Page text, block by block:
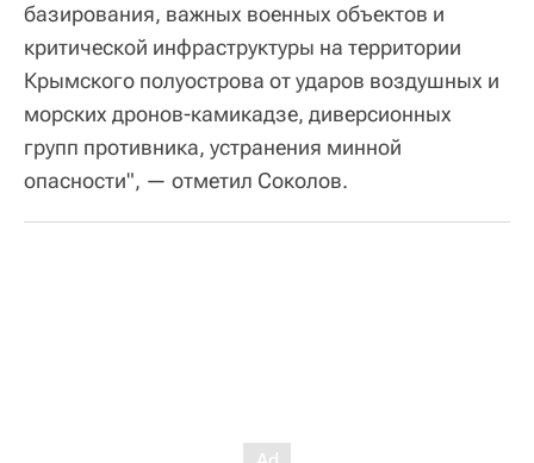
базирования, важных военных объектов и
критической инфраструктуры на территории
Крымского полуострова от ударов воздушных и
морских дронов-камикадзе, диверсионных
групп противника, устранения минной
опасности", — отметил Соколов.